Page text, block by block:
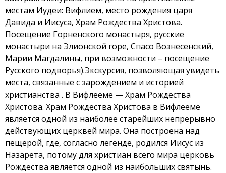
местам Иудеи: Вифлием, место рождения царя
Давида и Иисуса, Храм Рождества Христова.
Посещение Горненского монастыря, русские
монастыри на Элионской горе, Спасо Вознесенский,
Марии Магдалины, при возможности – посещение
Русского подворья).Экскурсия, позволяющая увидеть
места, связанные с зарождением и историей
христианства . В Вифлееме — Храм Рождества
Христова. Храм Рождества Христова в Вифлееме
является одной из наиболее старейших непрерывно
действующих церквей мира. Она построена над
пещерой, где, согласно легенде, родился Иисус из
Назарета, потому для христиан всего мира церковь
Рождества является одной из наибольших святынь.